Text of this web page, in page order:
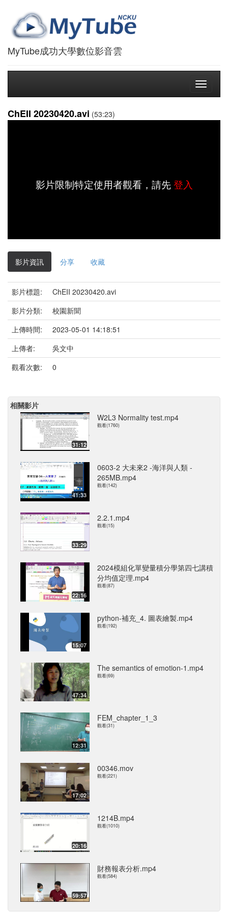
MyTube成功大學數位影音雲
Toggle
ChEII 20230420.avi (53:23)
影片限制特定使用者觀看，請先登入
影片資訊 分享 收藏
影片標題:
ChEII 20230420.avi
影片分類:
校園新聞
上傳時間:
2023-05-01 14:18:51
上傳者:
吳文中
觀看次數:
0
相關影片
31:12
W2L3 Normality test.mp4
觀看(1760)
41:33
0603-2 大未來2 -海洋與人類 -
265MB.mp4
觀看(142)
33:29
2.2.1.mp4
觀看(15)
22:16
2024模組化單變量積分學第四七講積
分均值定理.mp4
觀看(87)
15:07
python-補充_4. 圖表繪製.mp4
觀看(192)
47:34
The semantics of emotion-1.mp4
觀看(69)
12:31
FEM_chapter_1_3
觀看(31)
17:02
00346.mov
觀看(221)
20:16
1214B.mp4
觀看(1010)
59:57
財務報表分析.mp4
觀看(584)